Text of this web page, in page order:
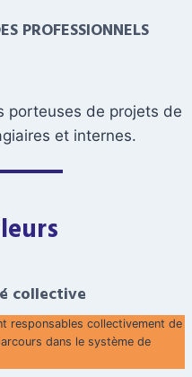
PROFESSIONNELS
porteuses de projets de
et internes.
collective
responsables collectivement de
dans le système de